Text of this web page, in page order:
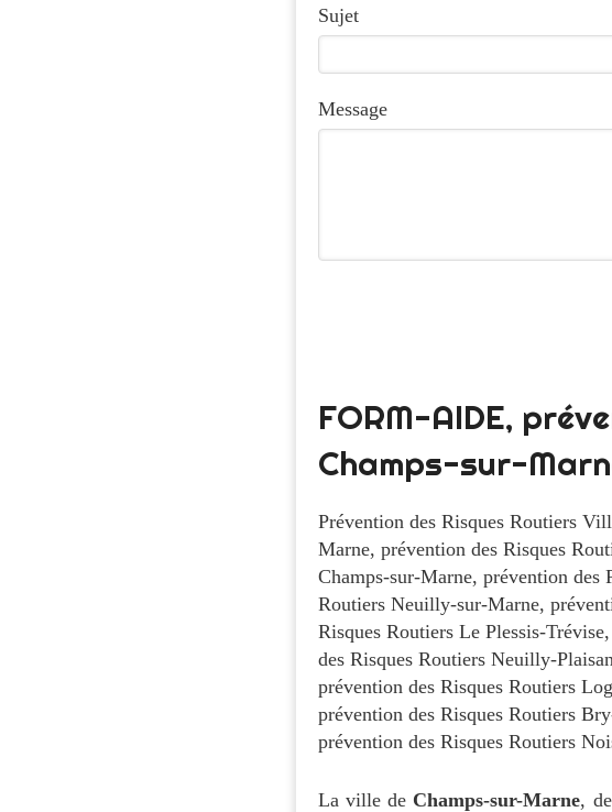
Sujet
Message
FORM-AIDE,
Champs-sur-
Prévention des Risques Routiers
Marne, prévention des Risques
Champs-sur-Marne, prévention des
Routiers Neuilly-sur-Marne,
Risques Routiers Le Plessis-Trévise,
des Risques Routiers Neuilly-
prévention des Risques Routiers
prévention des Risques Routiers
prévention des Risques Routiers
La ville de Champs-sur-Marne,